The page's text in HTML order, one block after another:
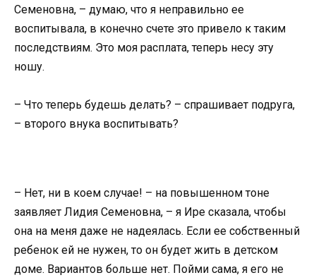
Семеновна, – думаю, что я неправильно ее
воспитывала, в конечно счете это привело к таким
последствиям. Это моя расплата, теперь несу эту
ношу.
– Что теперь будешь делать? – спрашивает подруга,
– второго внука воспитывать?
– Нет, ни в коем случае! – на повышенном тоне
заявляет Лидия Семеновна, – я Ире сказала, чтобы
она на меня даже не надеялась. Если ее собственный
ребенок ей не нужен, то он будет жить в детском
доме. Вариантов больше нет. Пойми сама, я его не